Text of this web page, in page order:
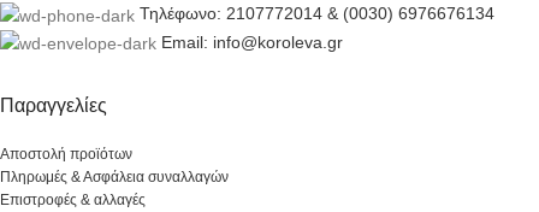
Τηλέφωνο: 2107772014 & (0030) 6976676134
Email: info@koroleva.gr
Παραγγελίες
Αποστολή προϊότων
Πληρωμές & Ασφάλεια συναλλαγών
Επιστροφές & αλλαγές